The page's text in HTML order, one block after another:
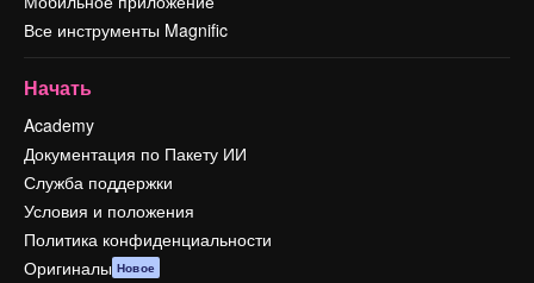
Все инструменты Magnific
Начать
Academy
Документация по Пакету ИИ
Служба поддержки
Условия и положения
Политика конфиденциальности
Оригиналы Новое